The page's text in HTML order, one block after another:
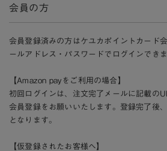
会員の方
会員登録済みの方はケユカポイントカード
ールアドレス・パスワードでログインできま
【Amazon payをご利用の場合】
初回ログインは、注文完了メールに記載の
会員登録をお願いいたします。登録完了後
となります。
【仮登録されたお客様へ】